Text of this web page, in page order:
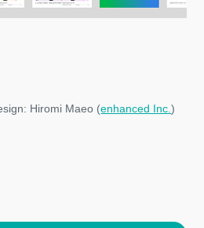
Hiromi Maeo (enhanced Inc.)